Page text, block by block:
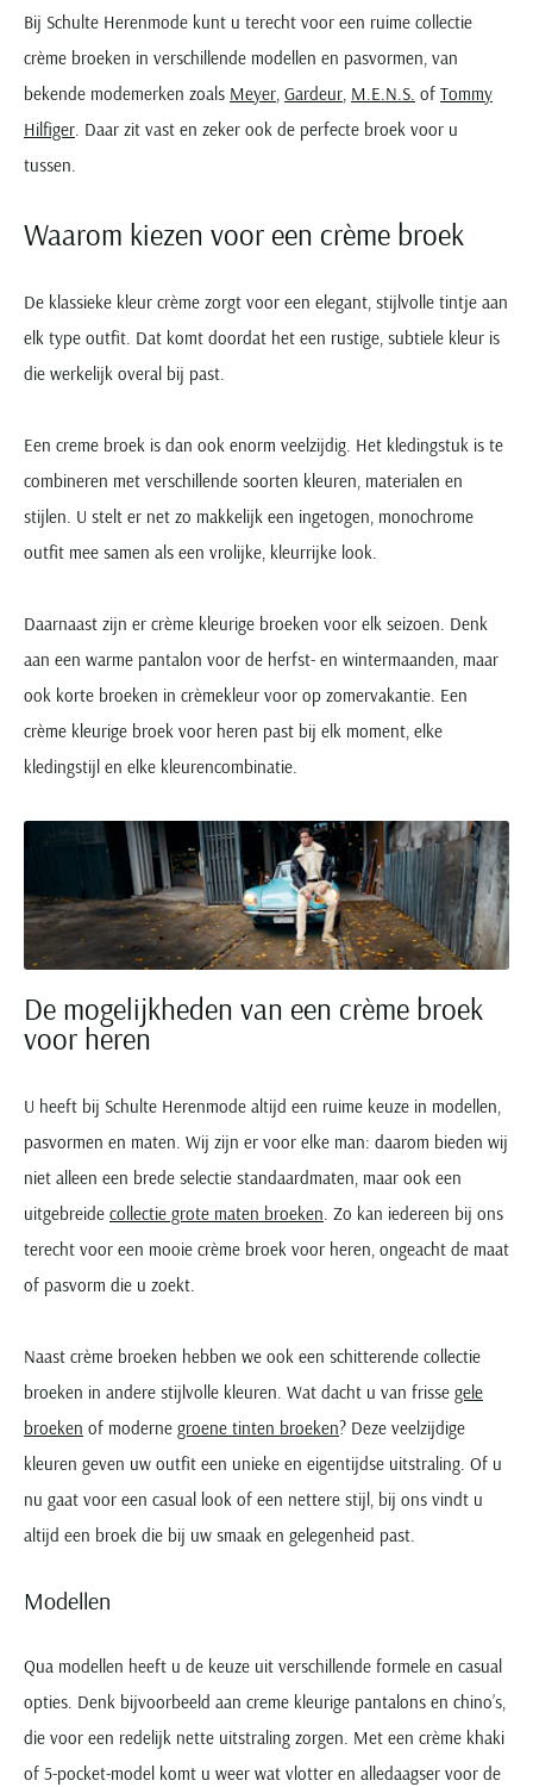
Bij Schulte Herenmode kunt u terecht voor een ruime collectie
crème broeken in verschillende modellen en pasvormen, van
bekende modemerken zoals Meyer, Gardeur, M.E.N.S. of Tommy
Hilfiger. Daar zit vast en zeker ook de perfecte broek voor u
tussen.
Waarom kiezen voor een crème broek
De klassieke kleur crème zorgt voor een elegant, stijlvolle tintje aan
elk type outfit. Dat komt doordat het een rustige, subtiele kleur is
die werkelijk overal bij past.
Een creme broek is dan ook enorm veelzijdig. Het kledingstuk is te
combineren met verschillende soorten kleuren, materialen en
stijlen. U stelt er net zo makkelijk een ingetogen, monochrome
outfit mee samen als een vrolijke, kleurrijke look.
Daarnaast zijn er crème kleurige broeken voor elk seizoen. Denk
aan een warme pantalon voor de herfst- en wintermaanden, maar
ook korte broeken in crèmekleur voor op zomervakantie. Een
crème kleurige broek voor heren past bij elk moment, elke
kledingstijl en elke kleurencombinatie.
De mogelijkheden van een crème broek
voor heren
U heeft bij Schulte Herenmode altijd een ruime keuze in modellen,
pasvormen en maten. Wij zijn er voor elke man: daarom bieden wij
niet alleen een brede selectie standaardmaten, maar ook een
uitgebreide collectie grote maten broeken. Zo kan iedereen bij ons
terecht voor een mooie crème broek voor heren, ongeacht de maat
of pasvorm die u zoekt.
Naast crème broeken hebben we ook een schitterende collectie
broeken in andere stijlvolle kleuren. Wat dacht u van frisse gele
broeken of moderne groene tinten broeken? Deze veelzijdige
kleuren geven uw outfit een unieke en eigentijdse uitstraling. Of u
nu gaat voor een casual look of een nettere stijl, bij ons vindt u
altijd een broek die bij uw smaak en gelegenheid past.
Modellen
Qua modellen heeft u de keuze uit verschillende formele en casual
opties. Denk bijvoorbeeld aan creme kleurige pantalons en chino’s,
die voor een redelijk nette uitstraling zorgen. Met een crème khaki
of 5-pocket-model komt u weer wat vlotter en alledaagser voor de